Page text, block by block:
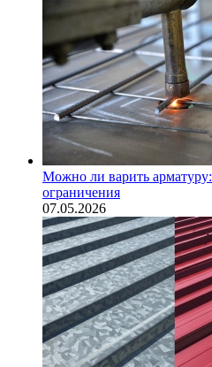
Можно ли варить
ограничения
07.05.2026